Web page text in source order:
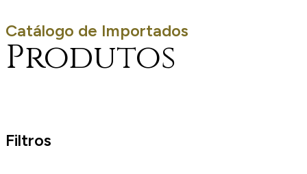
Catálogo de Importados
Produtos
Filtros